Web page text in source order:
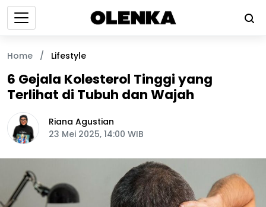
Home / Lifestyle
6 Gejala Kolesterol Tinggi yang
Terlihat di Tubuh dan Wajah
Riana Agustian
23 Mei 2025, 14:00 WIB